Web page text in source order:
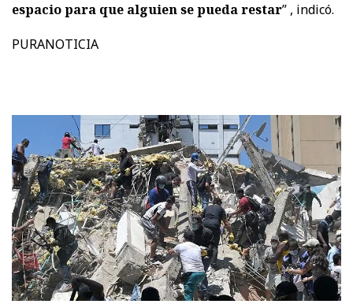
espacio para que alguien se pueda restar” , indicó.
PURANOTICIA